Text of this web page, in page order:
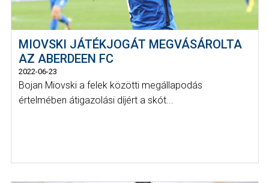
MIOVSKI JÁTÉKJOGÁT MEGVÁSÁROLTA
AZ ABERDEEN FC
2022-06-23
Bojan Miovski a felek közötti megállapodás
értelmében átigazolási díjért a skót...